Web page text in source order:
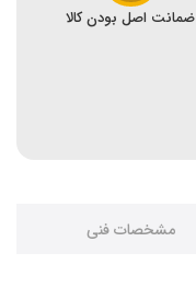
ضمانت اصل بودن کالا
مشخصات فنی